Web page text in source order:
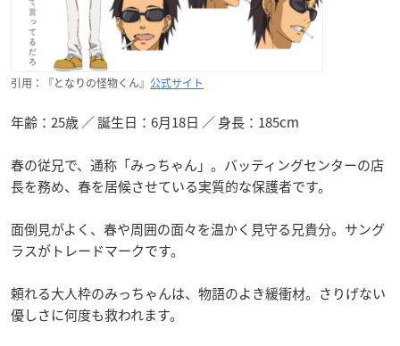
引用：『となりの怪物くん』 公式サイト
年齢：25歳 ／ 誕生日：6月18日 ／ 身長：185cm
春の従兄で、通称「みっちゃん」。バッティングセンターの店
長を務め、春を居候させている実質的な保護者です。
面倒見がよく、春や周囲の面々を温かく見守る兄貴分。サング
ラスがトレードマークです。
頼れる大人枠のみっちゃんは、物語のよき緩衝材。さりげない
優しさに何度も救われます。